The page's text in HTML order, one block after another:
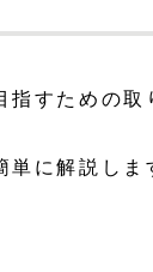
すための取
に解説しま